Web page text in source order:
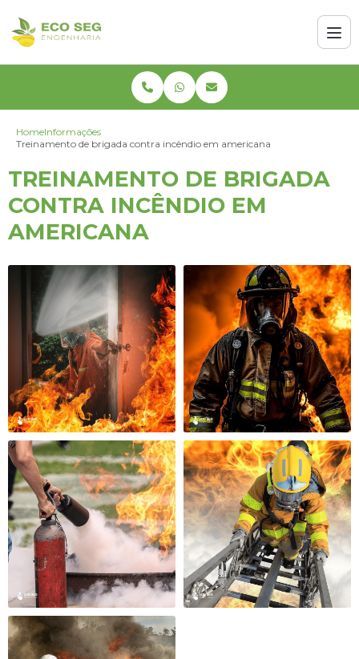
HomeInformações
Treinamento de brigada contra incêndio em americana
TREINAMENTO DE BRIGADA
CONTRA INCÊNDIO EM
AMERICANA